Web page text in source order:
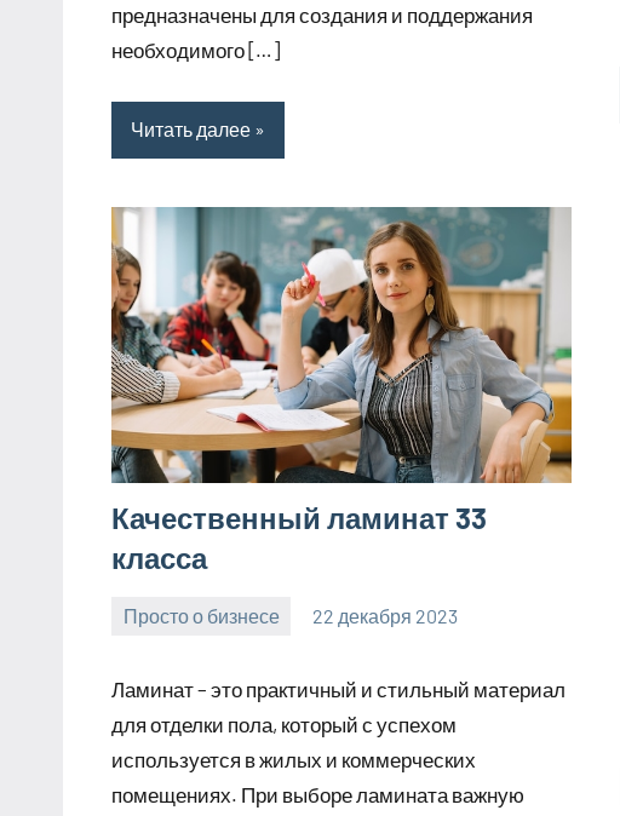
предназначены для создания и поддержания
необходимого […]
Читать далее
Качественный ламинат 33
класса
Просто о бизнесе 22 декабря 2023
Avtor
Нет
Ламинат – это практичный и стильный материал
для отделки пола, который с успехом
используется в жилых и коммерческих
помещениях. При выборе ламината важную